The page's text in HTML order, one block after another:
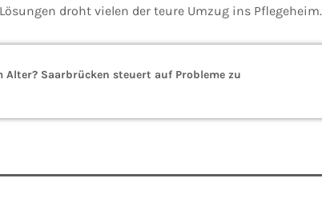
droht vielen der teure Umzug ins Pflegeheim.
Alter? Saarbrücken steuert auf Probleme zu